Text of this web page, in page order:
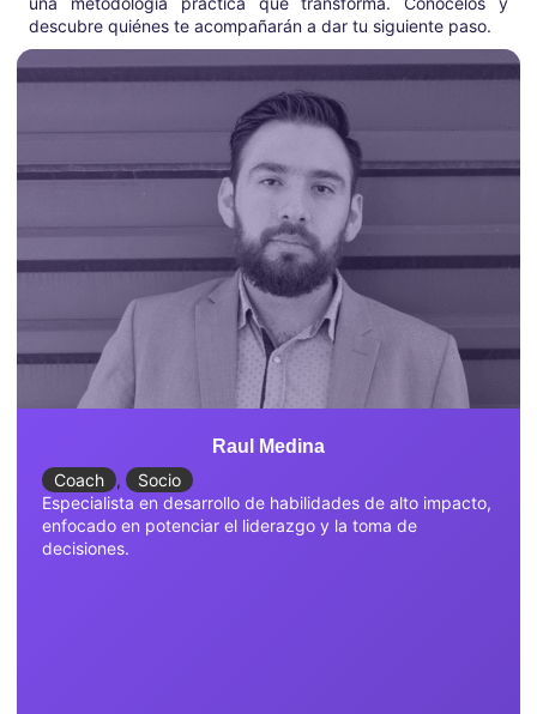
descubre quiénes te acompañarán a dar tu siguiente paso.
Raul Medina
Coach
,
Socio
Especialista en desarrollo de habilidades de alto impacto,
enfocado en potenciar el liderazgo y la toma de
decisiones.